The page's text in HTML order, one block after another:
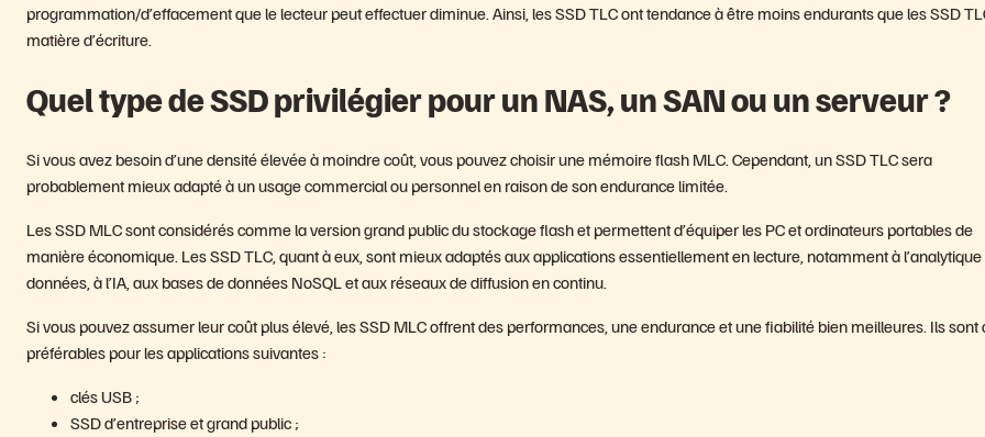
programmation/d’effacement que le lecteur peut effectuer diminue. Ainsi, les SSD TLC ont tendance à être moins endurants que les SSD
matière d’écriture.
Quel type de SSD privilégier pour un NAS, un SAN ou un serveur ?
Si vous avez besoin d’une densité élevée à moindre coût, vous pouvez choisir une mémoire flash MLC. Cependant, un SSD TLC sera
probablement mieux adapté à un usage commercial ou personnel en raison de son endurance limitée.
Les SSD MLC sont considérés comme la version grand public du stockage flash et permettent d’équiper les PC et ordinateurs portables de
manière économique. Les SSD TLC, quant à eux, sont mieux adaptés aux applications essentiellement en lecture, notamment à
données, à l’IA, aux bases de données NoSQL et aux réseaux de diffusion en continu.
Si vous pouvez assumer leur coût plus élevé, les SSD MLC offrent des performances, une endurance et une fiabilité bien meilleures. Ils sont
préférables pour les applications suivantes :
clés USB ;
SSD d’entreprise et grand public ;